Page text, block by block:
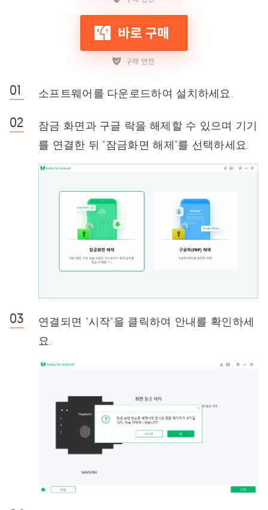
소프트웨어를 다운로드하여 설치하세요.
잠금 화면과 구글 락을 해제할 수 있으며 기기
를 연결한 뒤 "잠금화면 해제"를 선택하세요.
연결되면 "시작"을 클릭하여 안내를 확인하세
요.